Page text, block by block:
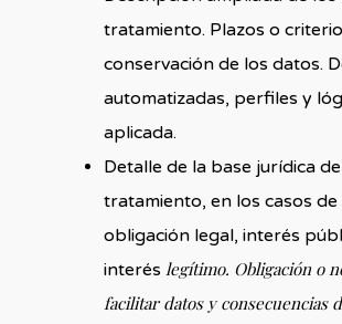
tratamiento. Plazos o
conservación de los datos.
automatizadas, perfiles y
aplicada.
Detalle de la base jurídica
tratamiento, en los casos de
obligación legal, interés
interés legítimo. Obligación o
facilitar datos y consecuencias